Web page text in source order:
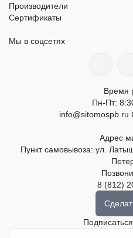
Производители
Сертификаты
Мы в соцсетях
Время
Пн-Пт:
info@sitomospb.ru
Адрес
Пункт самовывоза: ул.
8 (812)